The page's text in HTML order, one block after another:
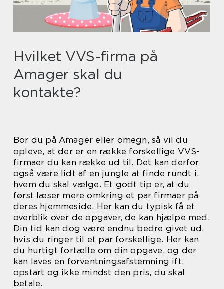
Hvilket VVS-firma på
Amager skal du
kontakte?
Bor du på Amager eller omegn, så vil du
opleve, at der er en række forskellige VVS-
firmaer du kan række ud til. Det kan derfor
også være lidt af en jungle at finde rundt i,
hvem du skal vælge. Et godt tip er, at du
først læser mere omkring et par firmaer på
deres hjemmeside. Her kan du typisk få et
overblik over de opgaver, de kan hjælpe med.
Din tid kan dog være endnu bedre givet ud,
hvis du ringer til et par forskellige. Her kan
du hurtigt fortælle om din opgave, og der
kan laves en forventningsafstemning ift.
opstart og ikke mindst den pris, du skal
betale.